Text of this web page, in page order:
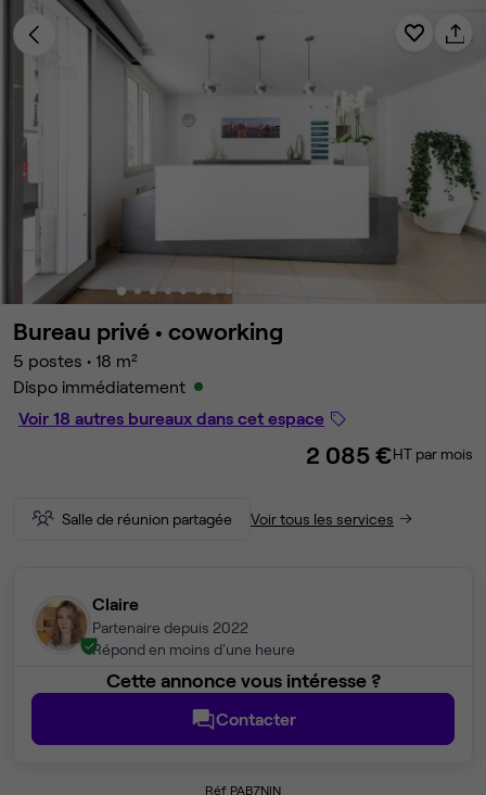
Bureau privé • coworking
5 postes • 18 m²
Dispo immédiatement
Voir 18 autres bureaux dans cet espace
2 085 €HT par mois
Salle de réunion partagée Voir tous les services
Claire
Partenaire depuis 2022
Répond en moins d'une heure
Cette annonce vous intéresse ?
Contacter
Réf PAB7NIN